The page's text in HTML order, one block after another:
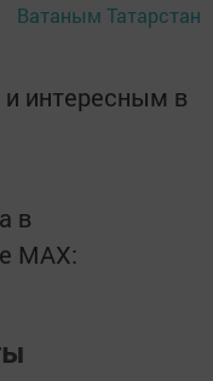
Ватаным Татарстан
интересным в
в
MАХ: